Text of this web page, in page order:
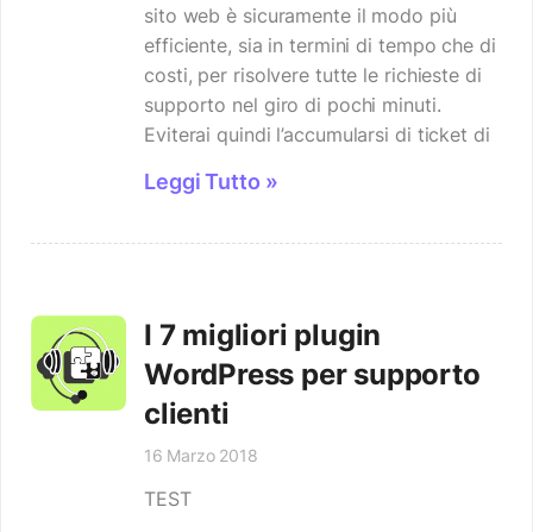
sito web è sicuramente il modo più
efficiente, sia in termini di tempo che di
costi, per risolvere tutte le richieste di
supporto nel giro di pochi minuti.
Eviterai quindi l’accumularsi di ticket di
Leggi Tutto »
I 7 migliori plugin
WordPress per supporto
clienti
16 Marzo 2018
TEST